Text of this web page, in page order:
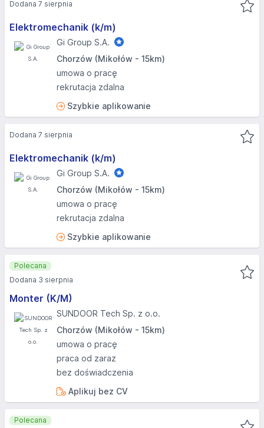
Elektromechanik (k/m)
Gi Group S.A.
Chorzów (Mikołów - 15km)
umowa o pracę
rekrutacja zdalna
Szybkie aplikowanie
Dodana 7 sierpnia
Elektromechanik (k/m)
Gi Group S.A.
Chorzów (Mikołów - 15km)
umowa o pracę
rekrutacja zdalna
Szybkie aplikowanie
Dodana 7 sierpnia
Monter (K/M)
SUNDOOR Tech Sp. z o.o.
Chorzów (Mikołów - 15km)
umowa o pracę
praca od zaraz
bez doświadczenia
Aplikuj bez CV
Polecana
Dodana 3 sierpnia
Polecana